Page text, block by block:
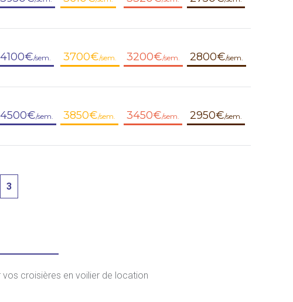
4100€/sem. 3700€/sem. 3200€/sem. 2800€/sem.
4500€/sem. 3850€/sem. 3450€/sem. 2950€/sem.
3
croisières en voilier de location